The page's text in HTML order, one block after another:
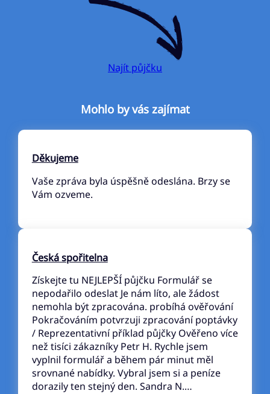
Najít půjčku
Mohlo by vás zajímat
Děkujeme
Vaše zpráva byla úspěšně odeslána. Brzy se
Vám ozveme.
Česká spořitelna
Získejte tu NEJLEPŠÍ půjčku Formulář se
nepodařilo odeslat Je nám líto, ale žádost
nemohla být zpracována. probíhá ověřování
Pokračováním potvrzuji zpracování poptávky
/ Reprezentativní příklad půjčky Ověřeno více
než tisíci zákazníky Petr H. Rychle jsem
vyplnil formulář a během pár minut měl
srovnané nabídky. Vybral jsem si a peníze
dorazily ten stejný den. Sandra N.…